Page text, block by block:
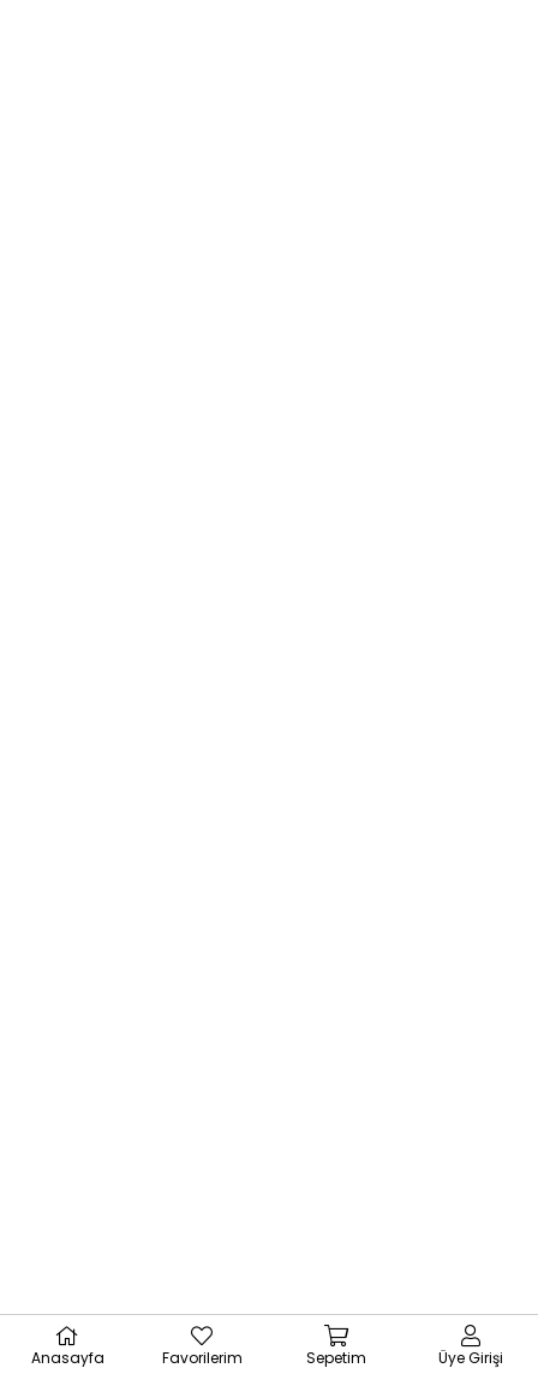
Anasayfa Favorilerim Sepetim Üye Girişi